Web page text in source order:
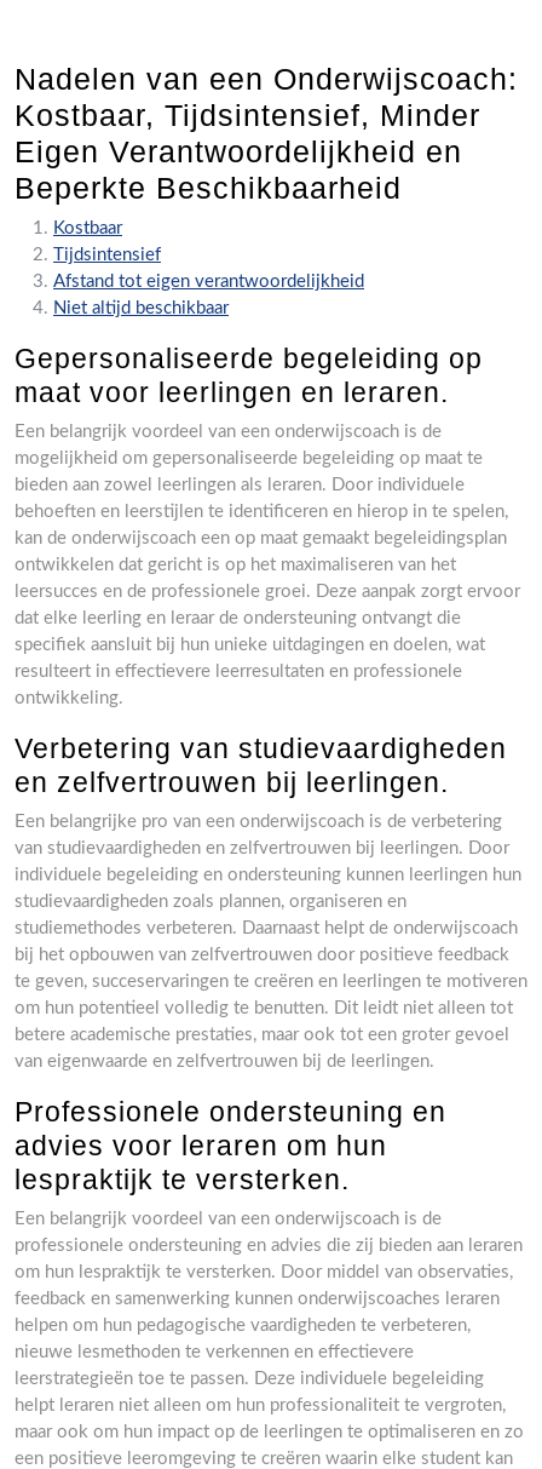
Nadelen van een Onderwijscoach:
Kostbaar, Tijdsintensief, Minder
Eigen Verantwoordelijkheid en
Beperkte Beschikbaarheid
Kostbaar
Tijdsintensief
Afstand tot eigen verantwoordelijkheid
Niet altijd beschikbaar
Gepersonaliseerde begeleiding op
maat voor leerlingen en leraren.
Een belangrijk voordeel van een onderwijscoach is de
mogelijkheid om gepersonaliseerde begeleiding op maat te
bieden aan zowel leerlingen als leraren. Door individuele
behoeften en leerstijlen te identificeren en hierop in te spelen,
kan de onderwijscoach een op maat gemaakt begeleidingsplan
ontwikkelen dat gericht is op het maximaliseren van het
leersucces en de professionele groei. Deze aanpak zorgt ervoor
dat elke leerling en leraar de ondersteuning ontvangt die
specifiek aansluit bij hun unieke uitdagingen en doelen, wat
resulteert in effectievere leerresultaten en professionele
ontwikkeling.
Verbetering van studievaardigheden
en zelfvertrouwen bij leerlingen.
Een belangrijke pro van een onderwijscoach is de verbetering
van studievaardigheden en zelfvertrouwen bij leerlingen. Door
individuele begeleiding en ondersteuning kunnen leerlingen hun
studievaardigheden zoals plannen, organiseren en
studiemethodes verbeteren. Daarnaast helpt de onderwijscoach
bij het opbouwen van zelfvertrouwen door positieve feedback
te geven, succeservaringen te creëren en leerlingen te motiveren
om hun potentieel volledig te benutten. Dit leidt niet alleen tot
betere academische prestaties, maar ook tot een groter gevoel
van eigenwaarde en zelfvertrouwen bij de leerlingen.
Professionele ondersteuning en
advies voor leraren om hun
lespraktijk te versterken.
Een belangrijk voordeel van een onderwijscoach is de
professionele ondersteuning en advies die zij bieden aan leraren
om hun lespraktijk te versterken. Door middel van observaties,
feedback en samenwerking kunnen onderwijscoaches leraren
helpen om hun pedagogische vaardigheden te verbeteren,
nieuwe lesmethoden te verkennen en effectievere
leerstrategieën toe te passen. Deze individuele begeleiding
helpt leraren niet alleen om hun professionaliteit te vergroten,
maar ook om hun impact op de leerlingen te optimaliseren en zo
een positieve leeromgeving te creëren waarin elke student kan